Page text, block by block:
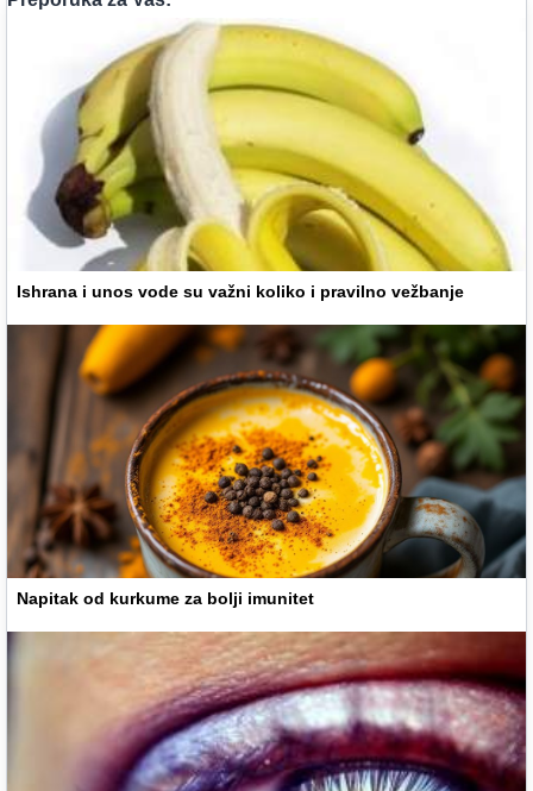
Ishrana i unos vode su važni koliko i pravilno vežbanje
Napitak od kurkume za bolji imunitet